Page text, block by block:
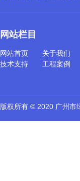
版权所有 © 2020 广州市
网站栏目
网站首页 关于我们
技术支持
工程案例